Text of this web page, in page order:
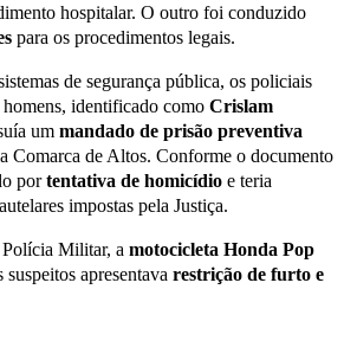
hospitalar. O outro foi conduzido
para os procedimentos legais.
de segurança pública, os policiais
identificado como Crislam
um mandado de prisão preventiva
Comarca de Altos. Conforme o documento
portentativa de homicídio e teria
impostas pela Justiça.
Militar, a motocicleta Honda Pop
apresentava restrição de furto e